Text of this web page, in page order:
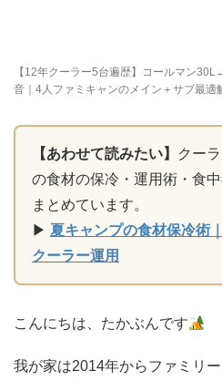
【12年クーラー5台遍歴】コールマン
音｜4人ファミキャンのメイン＋サブ最適
【あわせて読みたい】
クー
の食材の保冷・運用術・食
まとめています。
▶ 夏キャンプの食材保冷術
クーラー運用
こんにちは、たかぶんです
我が家は2014年からファミリー